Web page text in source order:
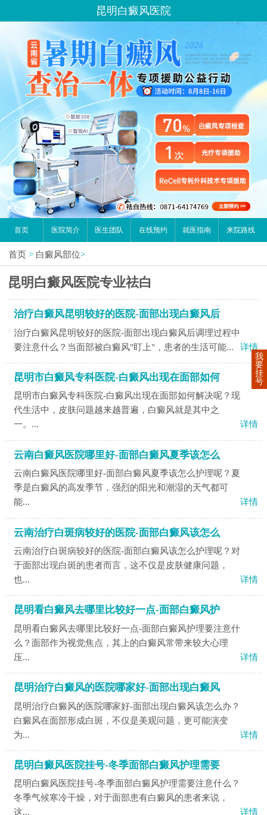
昆明白癜风医院
首页 医院简介 医生团队 在线预约 就医指南 来院路线
首页 > 白癜风部位>
昆明白癜风医院专业祛白
治疗白癜风昆明较好的医院-面部出现白癜风后
治疗白癜风昆明较好的医院-面部出现白癜风后调理过程中
要注意什么？当面部被白癜风"盯上"，患者的生活可能...
详情
昆明市白癜风专科医院-白癜风出现在面部如何
昆明市白癜风专科医院-白癜风出现在面部如何解决呢？现
代生活中，皮肤问题越来越普遍，白癜风就是其中之
一。...
详情
云南白癜风医院哪里好-面部白癜风夏季该怎么
云南白癜风医院哪里好-面部白癜风夏季该怎么护理呢？夏
季是白癜风的高发季节，强烈的阳光和潮湿的天气都可
能...
详情
云南治疗白斑病较好的医院-面部白癜风该怎么
云南治疗白斑病较好的医院-面部白癜风该怎么护理呢？对
于面部出现白斑的患者而言，这不仅是皮肤健康问题，
也...
详情
昆明看白癜风去哪里比较好一点-面部白癜风护
昆明看白癜风去哪里比较好一点-面部白癜风护理要注意什
么？面部作为视觉焦点，其上的白癜风常带来较大心理
压...
详情
昆明治疗白癜风的医院哪家好-面部出现白癜风
昆明治疗白癜风的医院哪家好-面部出现白癜风该怎么办？
白癜风在面部形成白斑，不仅是美观问题，更可能演变
为...
详情
昆明白癜风医院挂号-冬季面部白癜风护理需要
昆明白癜风医院挂号-冬季面部白癜风护理需要注意什么？
冬季气候寒冷干燥，对于面部患有白癜风的患者来说，
这...
详情
我
要
挂
号